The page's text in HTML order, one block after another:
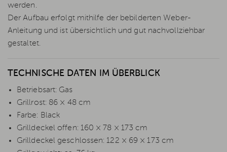
werden.
Der Aufbau erfolgt mithilfe der bebilderten Weber-
Anleitung und ist übersichtlich und gut nachvollziehbar
gestaltet.
TECHNISCHE DATEN IM ÜBERBLICK
Betriebsart: Gas
Grillrost: 86 × 48 cm
Farbe: Black
Grilldeckel offen: 160 × 78 × 173 cm
Grilldeckel geschlossen: 122 × 69 × 173 cm